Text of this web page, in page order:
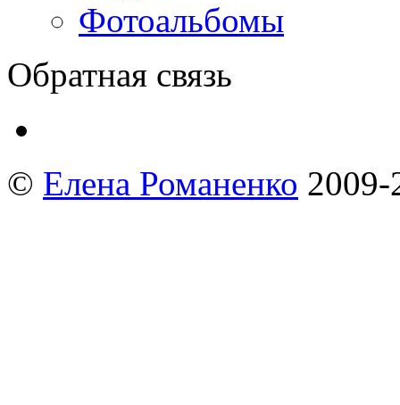
Фотоальбомы
Обратная связь
© Елена Романенко 2009-